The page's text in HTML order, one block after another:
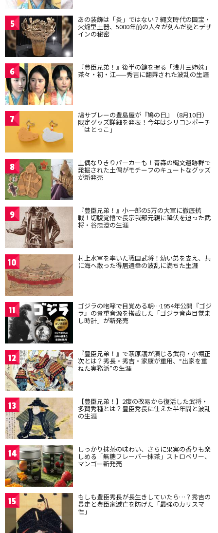
5 あの装飾は「炎」ではない？縄文時代の国宝・
火焔型土器、5000年前の人々が刻んだ謎とデザ
インの秘密
6 『豊臣兄弟！』後半の鍵を握る「浅井三姉妹」
茶々・初・江——秀吉に翻弄された波乱の生涯
7 鳩サブレーの豊島屋が『鳩の日』（8月10日）
限定グッズ詳細を発表！今年はシリコンポーチ
「はとっこ」
8 土偶なりきりパーカーも！青森の縄文遺跡群で
発掘された土偶がモチーフのキュートなグッズ
が新発売
9 『豊臣兄弟！』小一郎の5万の大軍に徹底抗
戦！切腹覚悟で長宗我部元親に降伏を迫った武
将・谷忠澄の生涯
10 村上水軍を率いた戦国武将！幼い弟を支え、共
に海へ散った得居通幸の波乱に満ちた生涯
11 ゴジラの咆哮で目覚める朝…1954年公開『ゴジ
ラ』の貴重音源を搭載した「ゴジラ音声目覚ま
し時計」が新発売
12 『豊臣兄弟！』で萩原護が演じる武将・小堀正
次とは？秀長・秀吉・家康が重用、“出家を重
ねた実務派”の生涯
13 【豊臣兄弟！】2度の改易から復活した武将・
多賀秀種とは？豊臣秀長に仕えた半年間と波乱
の生涯
14 しっかり抹茶の味わい、さらに果実の香りも楽
しめる「無糖フレーバー抹茶」ストロベリー、
マンゴー新発売
15 もしも豊臣秀長が長生きしていたら…？秀吉の
暴走と豊臣家滅亡を防げた「最強のカリスマ
性」